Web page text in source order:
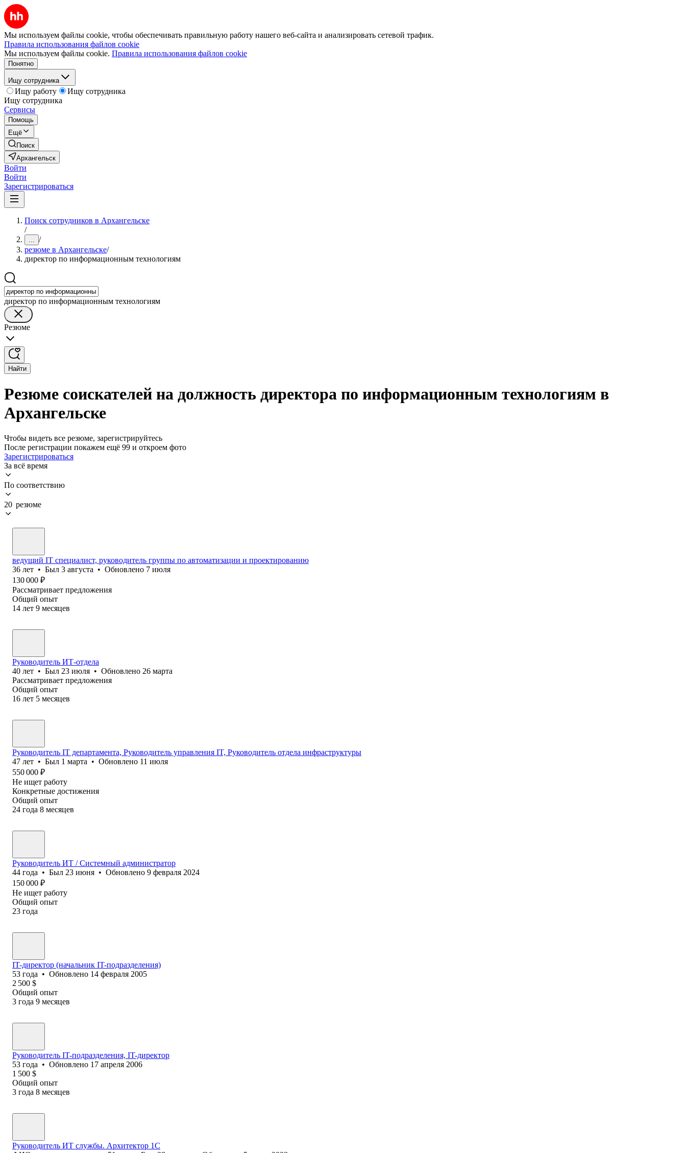
Мы используем файлы cookie, чтобы обеспечивать правильную работу нашего веб-сайта и анализировать сетевой трафик.
Правила использования файлов cookie
Мы используем файлы cookie. Правила использования файлов cookie
Понятно
Ищу сотрудника
Ищу работу
Ищу сотрудника
Ищу сотрудника
Сервисы
Помощь
Ещё
Поиск
Архангельск
Войти
Войти
Зарегистрироваться
Поиск сотрудников в Архангельске
/
... /
резюме в Архангельске/
директор по информационным технологиям
директор по информационным технологиям
Резюме
Найти
Резюме соискателей на должность директора по информационным технологиям в
Архангельске
Чтобы видеть все резюме, зарегистрируйтесь
После регистрации покажем ещё 99 и откроем фото
Зарегистрироваться
За всё время
По соответствию
20 резюме
ведущий IT специалист, руководитель группы по автоматизации и проектированию
36 лет • Был 3 августа • Обновлено 7 июля
130 000 ₽
Рассматривает предложения
Общий опыт
14 лет 9 месяцев
Руководитель ИТ-отдела
40 лет • Был 23 июля • Обновлено 26 марта
Рассматривает предложения
Общий опыт
16 лет 5 месяцев
Руководитель IT департамента, Руководитель управления IT, Руководитель отдела инфраструктуры
47 лет • Был 1 марта • Обновлено 11 июля
550 000 ₽
Не ищет работу
Конкретные достижения
Общий опыт
24 года 8 месяцев
Руководитель ИТ / Системный администратор
44 года • Был 23 июня • Обновлено 9 февраля 2024
150 000 ₽
Не ищет работу
Общий опыт
23 года
IT-директор (начальник IT-подразделения)
53 года • Обновлено 14 февраля 2005
2 500 $
Общий опыт
3 года 9 месяцев
Руководитель IT-подразделения, IT-директор
53 года • Обновлено 17 апреля 2006
1 500 $
Общий опыт
3 года 8 месяцев
Руководитель ИТ службы. Архитектор 1С